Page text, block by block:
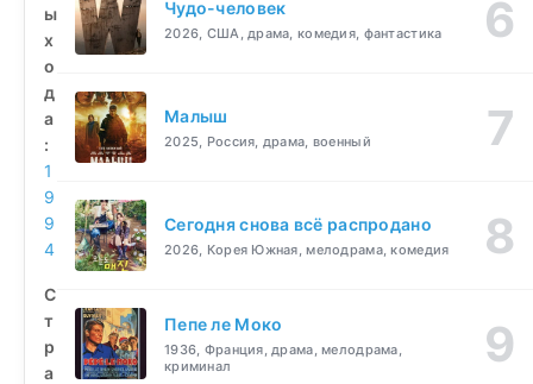
ы
х
о
д
а
:
1
9
9
4
С
т
р
а
Чудо-человек
2026, США, драма, комедия, фантастика
Малыш
2025, Россия, драма, военный
Сегодня снова всё распродано
2026, Корея Южная, мелодрама, комедия
Пепе ле Моко
1936, Франция, драма, мелодрама,
криминал